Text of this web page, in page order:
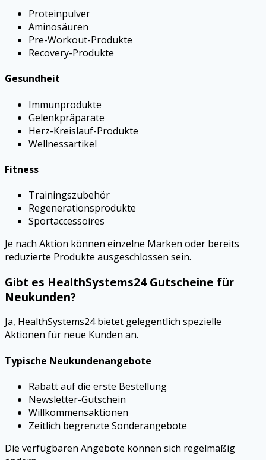
Proteinpulver
Aminosäuren
Pre-Workout-Produkte
Recovery-Produkte
Gesundheit
Immunprodukte
Gelenkpräparate
Herz-Kreislauf-Produkte
Wellnessartikel
Fitness
Trainingszubehör
Regenerationsprodukte
Sportaccessoires
Je nach Aktion können einzelne Marken oder bereits
reduzierte Produkte ausgeschlossen sein.
Gibt es HealthSystems24 Gutscheine für
Neukunden?
Ja, HealthSystems24 bietet gelegentlich spezielle
Aktionen für neue Kunden an.
Typische Neukundenangebote
Rabatt auf die erste Bestellung
Newsletter-Gutschein
Willkommensaktionen
Zeitlich begrenzte Sonderangebote
Die verfügbaren Angebote können sich regelmäßig